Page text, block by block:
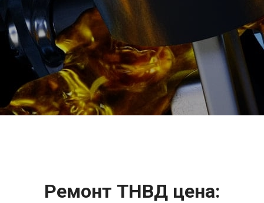
2500 руб Записаться
Ремонт ТНВД цена: